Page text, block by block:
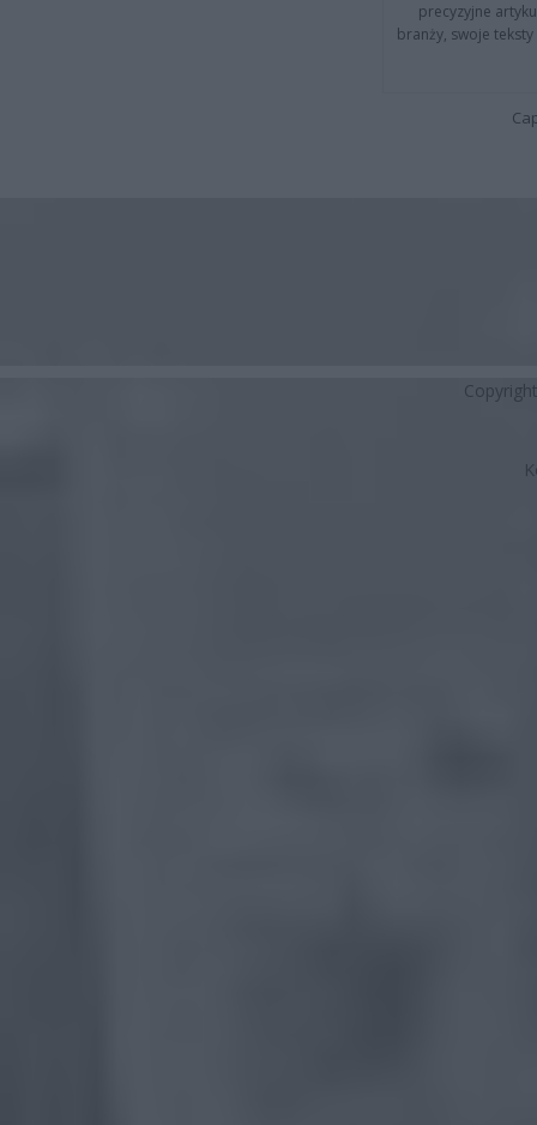
precyzyjne
branży, swoje